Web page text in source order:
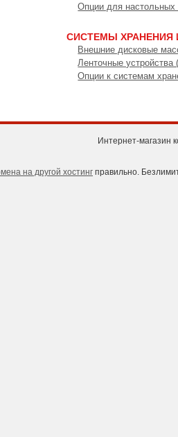
Опции для
СИСТЕМЫ ХРАНЕНИЯ
Внешние дисковые
Ленточные устройства
Опции к системам
Интернет-
на другой хостинг правильно.